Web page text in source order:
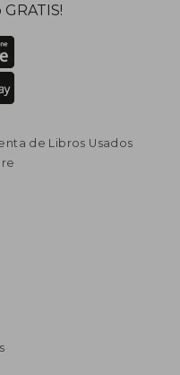
de Libros Usados